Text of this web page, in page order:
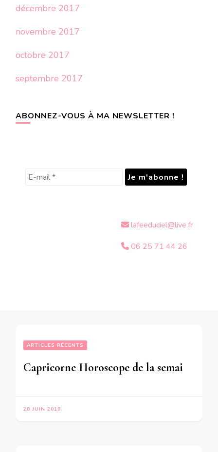
décembre 2017
novembre 2017
octobre 2017
septembre 2017
ABONNEZ-VOUS À MA NEWSLETTER !
lafeeduciel@live.fr
06 25 71 44 26
ARTICLES RÉCENTS
28 JUIN 2018